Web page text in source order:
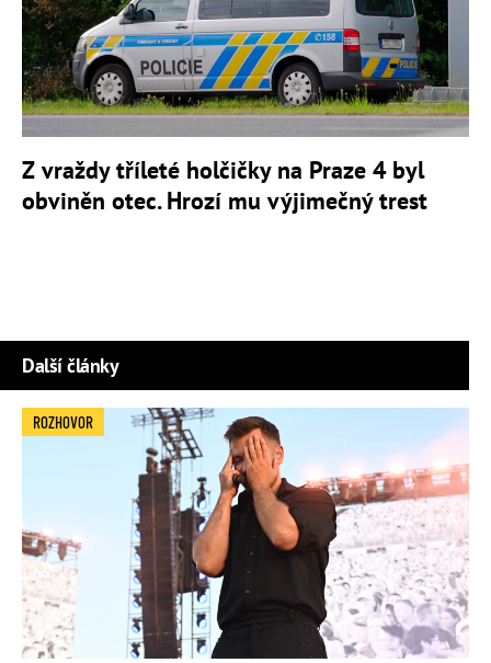
Z vraždy tříleté holčičky na Praze 4 byl
obviněn otec. Hrozí mu výjimečný trest
Další články
ROZHOVOR